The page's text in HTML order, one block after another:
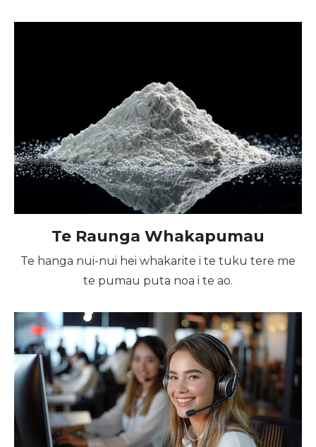
Te Raunga Whakapumau
Te hanga nui-nui hei whakarite i te tuku tere me
te pumau puta noa i te ao.